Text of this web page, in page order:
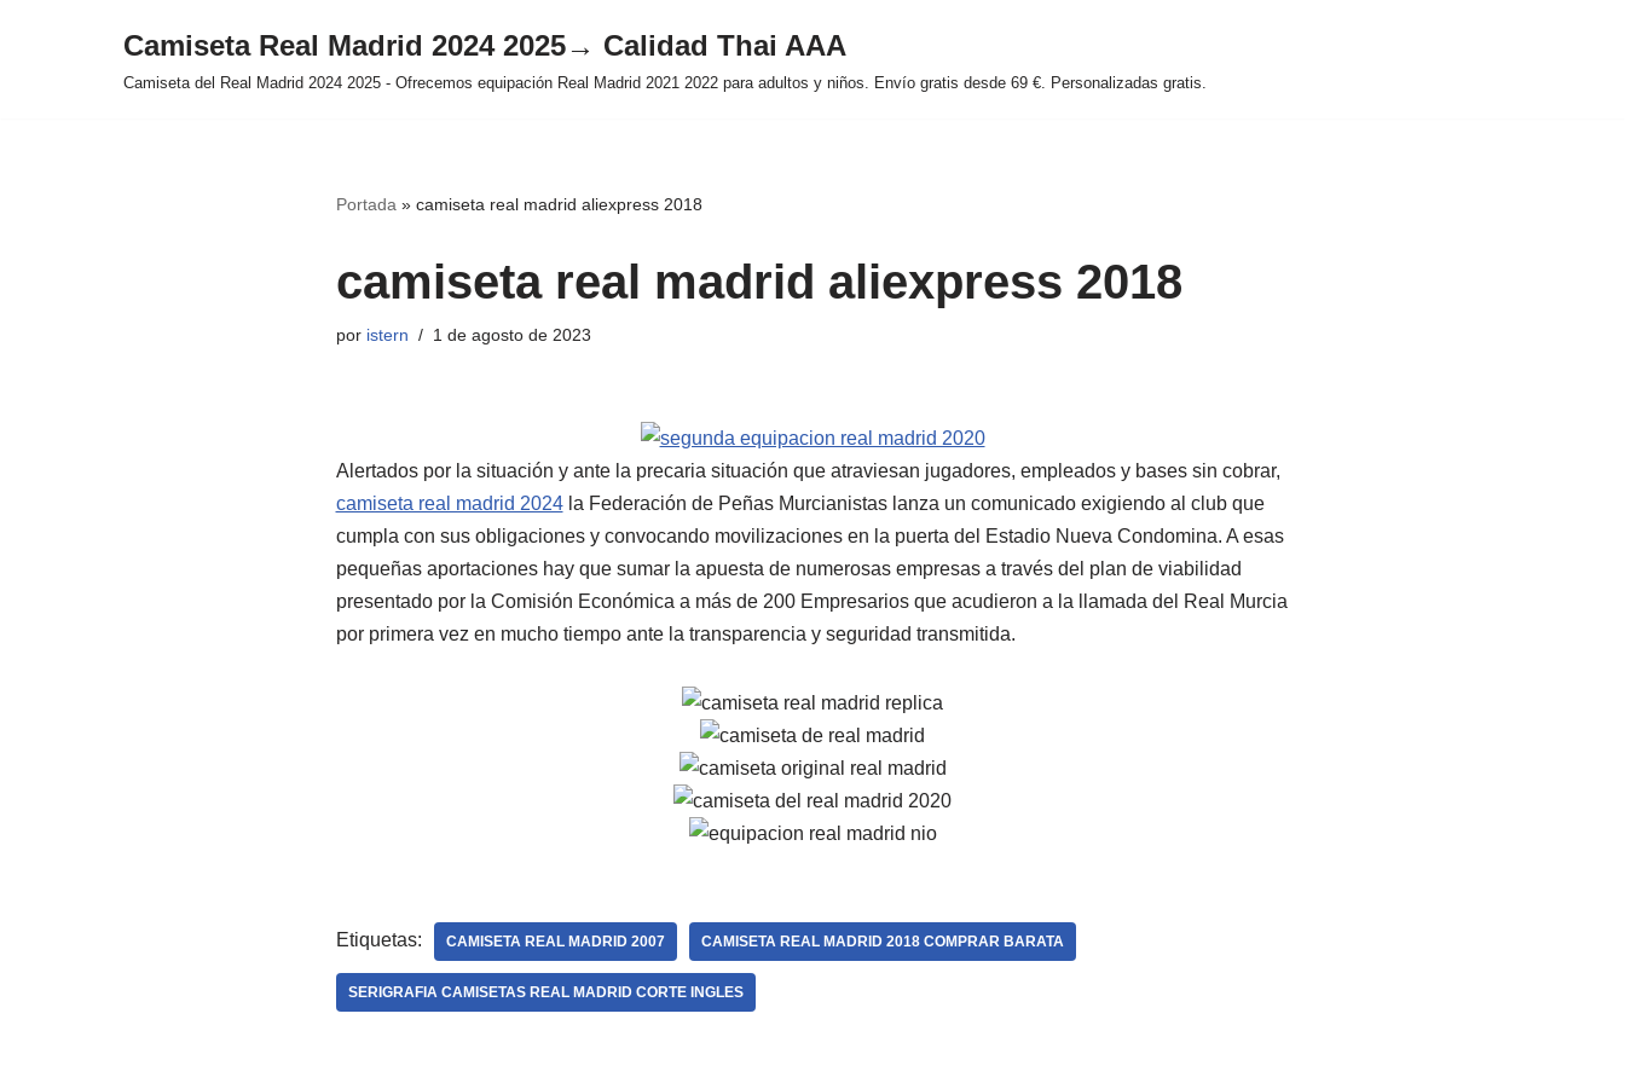
Camiseta Real Madrid 2024 2025→ Calidad Thai AAA
Camiseta del Real Madrid 2024 2025 - Ofrecemos equipación Real Madrid 2021 2022 para adultos y niños. Envío gratis desde 69 €. Personalizadas gratis.
Portada » camiseta real madrid aliexpress 2018
camiseta real madrid aliexpress 2018
por istern 1 de agosto de 2023
Alertados por la situación y ante la precaria situación que atraviesan jugadores, empleados y bases sin cobrar,
camiseta real madrid 2024la Federación de Peñas Murcianistas lanza un comunicado exigiendo al club que
cumpla con sus obligaciones y convocando movilizaciones en la puerta del Estadio Nueva Condomina. A esas
pequeñas aportaciones hay que sumar la apuesta de numerosas empresas a través del plan de viabilidad
presentado por la Comisión Económica a más de 200 Empresarios que acudieron a la llamada del Real Murcia
por primera vez en mucho tiempo ante la transparencia y seguridad transmitida.
Etiquetas: CAMISETA REAL MADRID 2007 CAMISETA REAL MADRID 2018 COMPRAR BARATA
SERIGRAFIA CAMISETAS REAL MADRID CORTE INGLES